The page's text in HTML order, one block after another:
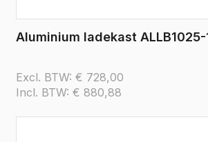
Aluminium ladekast ALLB1025-
Excl. BTW: € 728,00
Incl. BTW: € 880,88